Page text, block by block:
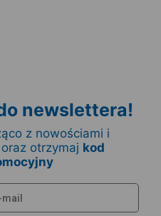
newslettera!
z nowościami i
otrzymaj kod